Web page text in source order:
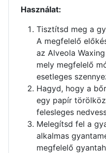
Használat:
Tisztítsd meg a
A megfelelő
az Alveola
mely megfelelő
esetleges
Hagyd, hogy a
egy papír
felesleges
Melegítsd fel a
alkalmas
megfelelő